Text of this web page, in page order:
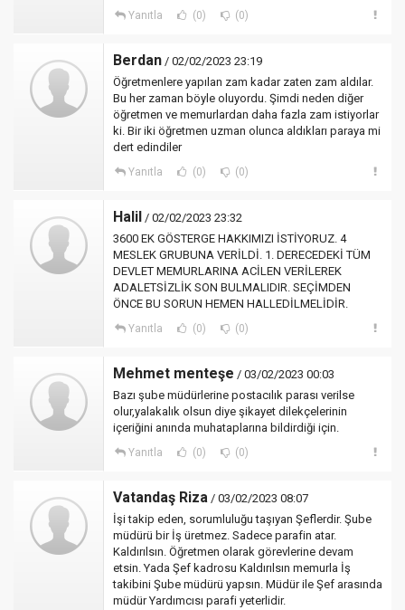
Yanıtla (0) (0)
Berdan / 02/02/2023 23:19
Öğretmenlere yapılan zam kadar zaten zam aldılar.
Bu her zaman böyle oluyordu. Şimdi neden diğer
öğretmen ve memurlardan daha fazla zam istiyorlar
ki. Bir iki öğretmen uzman olunca aldıkları paraya mi
dert edindiler
Yanıtla (0) (0)
Halil / 02/02/2023 23:32
3600 EK GÖSTERGE HAKKIMIZI İSTİYORUZ. 4
MESLEK GRUBUNA VERİLDİ. 1. DERECEDEKİ TÜM
DEVLET MEMURLARINA ACİLEN VERİLEREK
ADALETSİZLİK SON BULMALIDIR. SEÇİMDEN
ÖNCE BU SORUN HEMEN HALLEDİLMELİDİR.
Yanıtla (0) (0)
Mehmet menteşe / 03/02/2023 00:03
Bazı şube müdürlerine postacılık parası verilse
olur,yalakalık olsun diye şikayet dilekçelerinin
içeriğini anında muhataplarına bildirdiği için.
Yanıtla (0) (0)
Vatandaş Riza / 03/02/2023 08:07
İşi takip eden, sorumluluğu taşıyan Şeflerdir. Şube
müdürü bir İş üretmez. Sadece parafin atar.
Kaldırılsın. Öğretmen olarak görevlerine devam
etsin. Yada Şef kadrosu Kaldırılsın memurla İş
takibini Şube müdürü yapsın. Müdür ile Şef arasında
müdür Yardımcısı parafi yeterlidir.